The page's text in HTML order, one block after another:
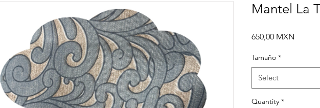
Mantel La
650,00 MXN
Tamaño *
Select
Quantity *